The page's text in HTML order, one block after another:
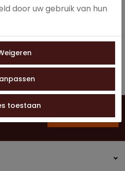
Neem contact op
door uw gebruik van hun
toestaan